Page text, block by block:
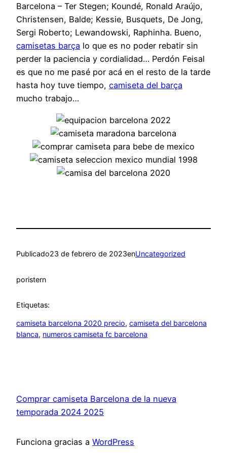
Barcelona – Ter Stegen; Koundé, Ronald Araújo,
Christensen, Balde; Kessie, Busquets, De Jong,
Sergi Roberto; Lewandowski, Raphinha. Bueno,
camisetas barça lo que es no poder rebatir sin
perder la paciencia y cordialidad… Perdón Feisal
es que no me pasé por acá en el resto de la tarde
hasta hoy tuve tiempo, camiseta del barça
mucho trabajo…
Publicado23 de febrero de 2023enUncategorized
poristern
Etiquetas:
camiseta barcelona 2020 precio, camiseta del barcelona
blanca, numeros camiseta fc barcelona
Comprar camiseta Barcelona de la nueva
temporada 2024 2025
Funciona gracias a WordPress